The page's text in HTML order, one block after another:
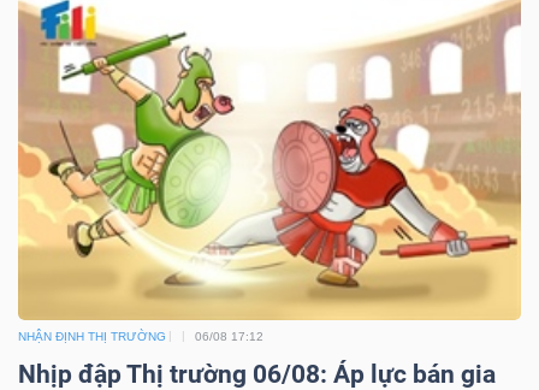
NHẬN ĐỊNH THỊ TRƯỜNG 06/08 17:12
Nhịp đập Thị trường 06/08: Áp lực bán gia